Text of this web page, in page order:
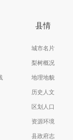
县情
城市名片
梨树概况
地理地貌
历史人文
区划人口
资源环境
县政府志